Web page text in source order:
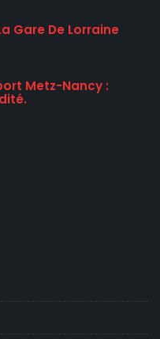
Gare De Lorraine
Metz-Nancy :